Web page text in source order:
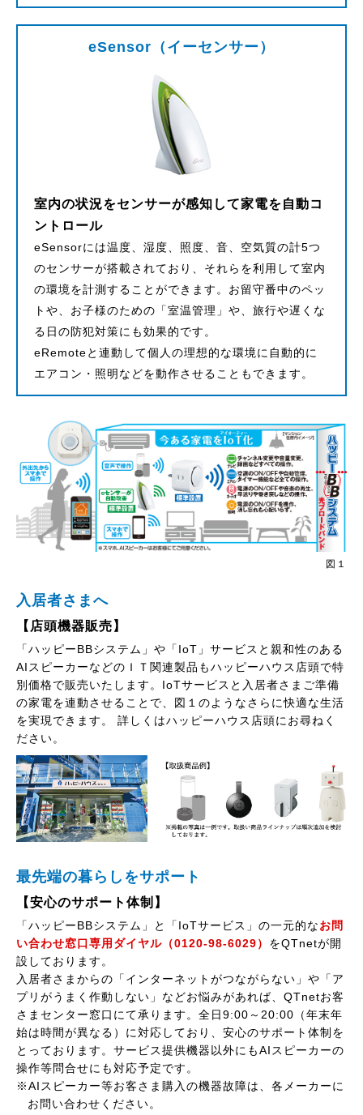
eSensor（イーセンサー）
室内の状況をセンサーが感知して家電を自動コ
ントロール
eSensorには温度、湿度、照度、音、空気質の計5つ
のセンサーが搭載されており、それらを利用して室内
の環境を計測することができます。お留守番中のペッ
トや、お子様のための「室温管理」や、旅行や遅くな
る日の防犯対策にも効果的です。
eRemoteと連動して個人の理想的な環境に自動的に
エアコン・照明などを動作させることもできます。
図１
入居者さまへ
【店頭機器販売】
「ハッピーBBシステム」や「IoT」サービスと親和性のある
AIスピーカーなどのＩＴ関連製品もハッピーハウス店頭で特
別価格で販売いたします。IoTサービスと入居者さまご準備
の家電を連動させることで、図１のようなさらに快適な生活
を実現できます。 詳しくはハッピーハウス店頭にお尋ねく
ださい。
最先端の暮らしをサポート
【安心のサポート体制】
「ハッピーBBシステム」と「IoTサービス」の一元的なお問
い合わせ窓口専用ダイヤル（0120-98-6029） をQTnetが開
設しております。
入居者さまからの「インターネットがつながらない」や「ア
プリがうまく作動しない」などお悩みがあれば、QTnetお客
さまセンター窓口にて承ります。全日9:00～20:00（年末年
始は時間が異なる）に対応しており、安心のサポート体制を
とっております。サービス提供機器以外にもAIスピーカーの
操作等問合せにも対応予定です。
※AIスピーカー等お客さま購入の機器故障は、各メーカーに
お問い合わせください。